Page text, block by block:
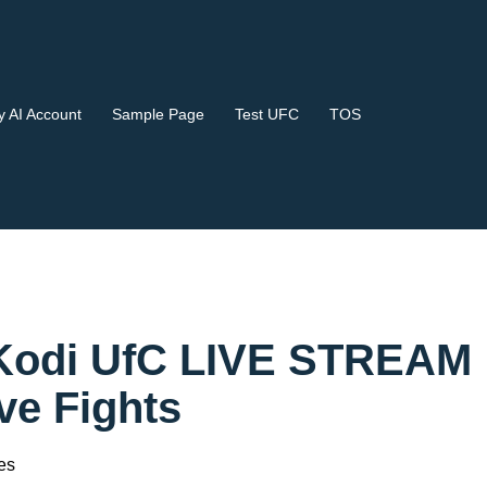
AI Account Sample Page Test UFC TOS
UfC LIVE STREAM
Fights